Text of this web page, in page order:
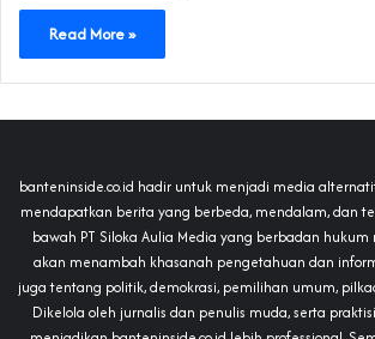
Read More »
banteninside.co.id hadir untuk menjadi media
mendapatkan berita yang berbeda, mendalam, dan
bawah PT Siloka Aulia Media yang berbadan hukum
akan menambah khasanah pengetahuan dan
juga tentang politik, demokrasi, pemilihan umum,
Dikelola oleh jurnalis dan penulis muda, serta